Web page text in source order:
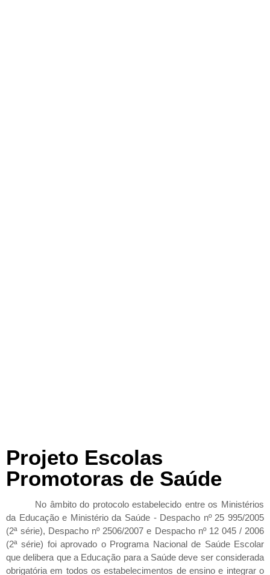
Projeto Escolas
Promotoras de Saúde
No âmbito do protocolo estabelecido entre os Ministérios
da Educação e Ministério da Saúde - Despacho nº 25 995/2005
(2ª série), Despacho nº 2506/2007 e Despacho nº 12 045 / 2006
(2ª série) foi aprovado o Programa Nacional de Saúde Escolar
que delibera que a Educação para a Saúde deve ser considerada
obrigatória em todos os estabelecimentos de ensino e integrar o